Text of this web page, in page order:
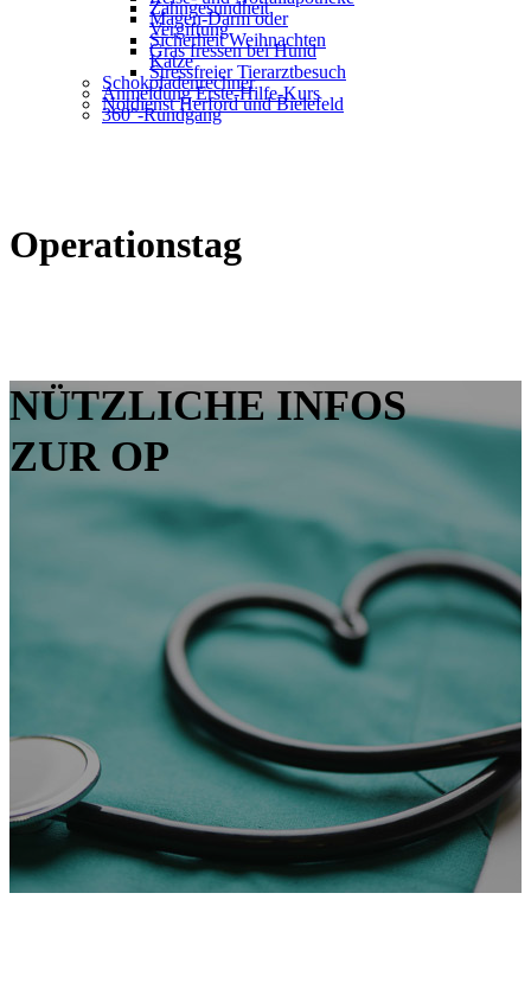
Zahngesundheit
Magen-Darm oder
Vergiftung
Sicherheit Weihnachten
Gras fressen bei Hund
Katze
Stressfreier Tierarztbesuch
Schokoladenrechner
Anmeldung Erste-Hilfe-Kurs
Notdienst Herford und Bielefeld
360°-Rundgang
Operationstag
NÜTZLICHE INFOS
ZUR OP